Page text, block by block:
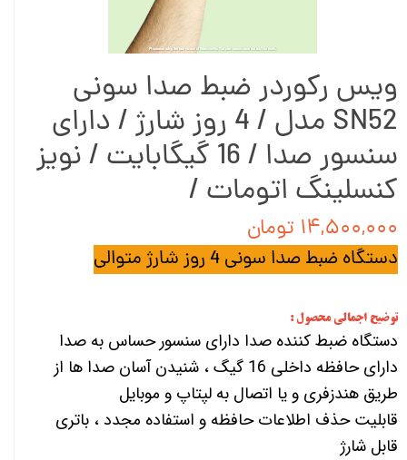
ویس رکوردر ضبط صدا سونی
SN52 مدل / 4 روز شارژ / دارای
سنسور صدا / 16 گیگابایت / نویز
کنسلینگ اتومات /
۱۴,۵۰۰,۰۰۰ تومان
دستگاه ضبط صدا سونی 4 روز شارژ متوالی
توضیح اجمالی محصول :
دستگاه ضبط کننده صدا دارای سنسور حساس به صدا
دارای حافظه داخلی 16 گیگ ، شنیدن آسان صدا ها از
طریق هندزفری و یا اتصال به لپتاپ و موبایل
قابلیت حذف اطلاعات حافظه و استفاده مجدد ، باتری
قابل شارژ